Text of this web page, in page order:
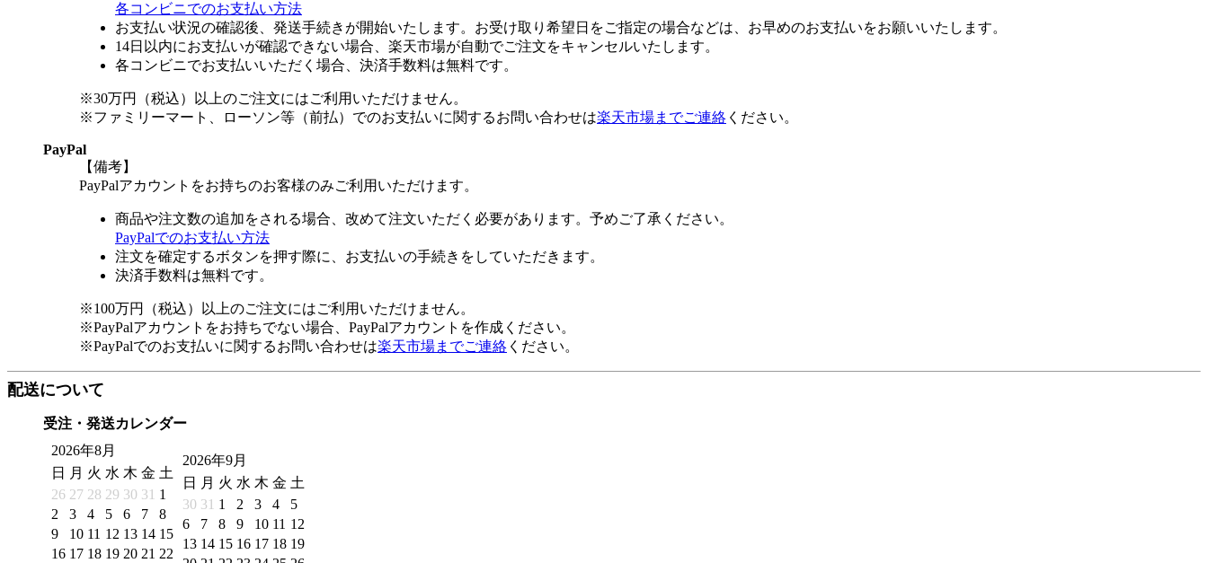
各コンビニでのお支払い方法
お支払い状況の確認後、発送手続きが開始いたします。お受け取り希望日をご指定の場合などは、お早めのお支払いをお願いいたします。
14日以内にお支払いが確認できない場合、楽天市場が自動でご注文をキャンセルいたします。
各コンビニでお支払いいただく場合、決済手数料は無料です。
※30万円（税込）以上のご注文にはご利用いただけません。
※ファミリーマート、ローソン等（前払）でのお支払いに関するお問い合わせは楽天市場までご連絡 ください。
PayPal
【備考】
PayPalアカウントをお持ちのお客様のみご利用いただけます。
商品や注文数の追加をされる場合、改めて注文いただく必要があります。予めご了承ください。
PayPalでのお支払い方法
注文を確定するボタンを押す際に、お支払いの手続きをしていただきます。
決済手数料は無料です。
※100万円（税込）以上のご注文にはご利用いただけません。
※PayPalアカウントをお持ちでない場合、PayPalアカウントを作成ください。
※PayPalでのお支払いに関するお問い合わせは楽天市場までご連絡 ください。
配送について
受注・発送カレンダー
2026年8月
日
月 火 水 木 金 土
26 27 28 29 30 31 1
2
3 4 5 6 7
8
9
10 11 12 13 14 15
16 17 18 19 20 21 22
2026年9月
日
月 火 水 木 金 土
30 31 1 2 3 4
5
6
7 8 9 10 11 12
13 14 15 16 17 18 19